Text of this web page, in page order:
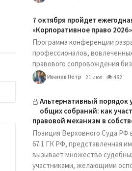
7 октября пройдет
«Корпоративное право 2026»
Программа конференции
профессионалов,
правового сопровождения
Иванов Петр 21 июл 482
Альтернативный порядок
общих собраний: как
правовой механизм в
Позиция Верховного Суда РФ
67.1 ГК РФ, представленная
вызывает множество
участниками, желающими